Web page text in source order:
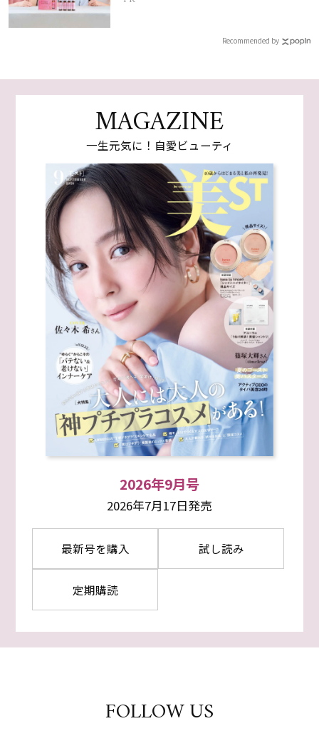
Recommended by
MAGAZINE
一生元気に！自愛ビューティ
2026年9月号
2026年7月17日発売
最新号を購入 試し読み
定期購読
FOLLOW US